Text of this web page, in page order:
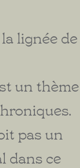
lignée de
un thème
pas un
dans ce